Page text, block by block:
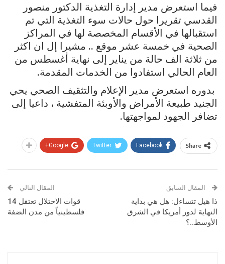
فيما استعرض مدير إدارة التغذية الدكتور منصور
القدسي تقريرا حول حالات سوء التغذية التي تم
استقبالها في الأقسام المخصصة لها في المراكز
الصحية في خمسة عشر موقع .. مشيرا إل ان اكثر
من ثلاثة الف حالة من يناير إلى نهاية أغسطس من
العام الحالي استفادوا من الخدمات المقدمة.
بدوره استعرض مدير الإعلام والتثقيف الصحي يحي
الجنيد طبيعة الأمراض والأوبئة المتفشية ، داعيا إلى
تضافر الجهود لمواجهتها.
Share
Facebook
Twitter
Google+
المقال السابق
ذا هيل تتساءل: هل هي بداية
النهاية لدور أمريكا في الشرق
الأوسط..؟
المقال التالي
قوات الاحتلال تعتقل 14
فلسطينياً من مدن الضفة